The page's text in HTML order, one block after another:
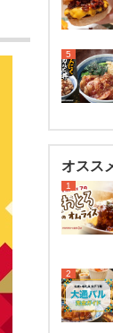
5
オスス
1
2